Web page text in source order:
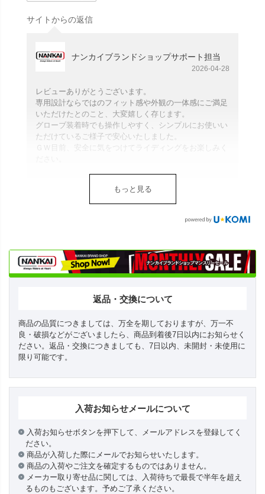
サイトからの返信
ナンカイブランドショップサポート担当
2026-04-28
レビューありがとうございます。
専用設計ならではのフィット感や外観の一体感にご満足
いただけたとのこと、大変嬉しく存じます。
グローブ装着時でも操作しやすく、シンプルにお使いい
ただけているご様子で安心いたしました。
ＧＷ目前、安全に気をつけてライディングをお楽しみく
もっと見る
返品・交換について
商品の品質につきましては、万全を期しておりますが、万一不
良・破損などがございましたら、商品到着後7日以内にお知らせく
ださい。返品・交換につきましても、7日以内、未開封・未使用に
限り可能です。
入荷お知らせメールについて
入荷お知らせボタンを押下して、メールアドレスを登録してく
ださい。
商品が入荷した際にメールでお知らせいたします。
商品の入荷やご注文を確定するものではありません。
メーカー取り寄せ品に関しては、入荷待ちで最長で半年を超え
るものもございます。予めご了承ください。